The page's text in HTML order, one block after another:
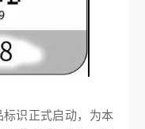
识正式启动，为本